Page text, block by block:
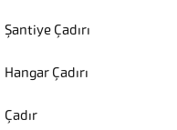
Şantiye Çadırı
Hangar Çadırı
Çadır